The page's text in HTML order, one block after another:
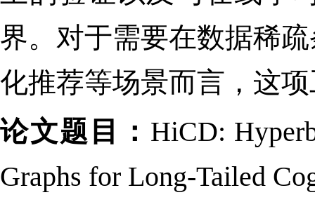
界。对于需要在数据稀
化推荐等场景而言，这
论文题目： HiCD:
Graphs for Long-Tailed